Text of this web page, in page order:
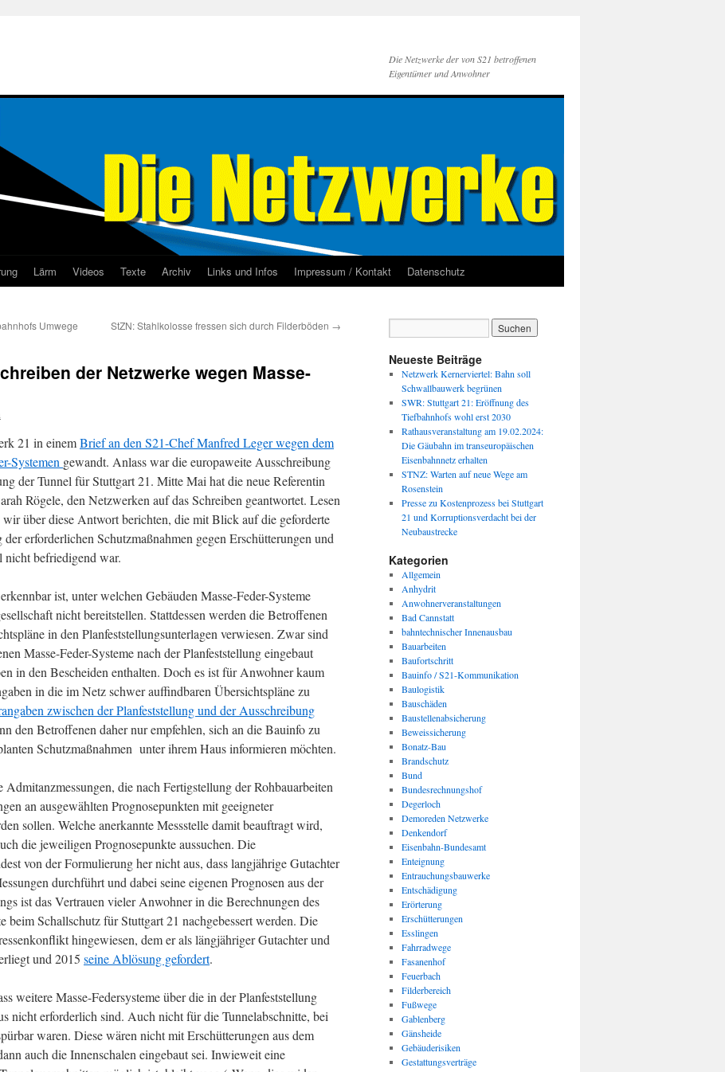
Die Netzwerke der von S21 betroffenen
Eigentümer und Anwohner
Lärm Videos Texte Archiv Links und Infos Impressum / Kontakt Datenschutz
Umwege
StZN: Stahlkolosse fressen sich durch Filderböden →
der Netzwerke wegen Masse-
21 in einemBrief an den S21-Chef Manfred Leger wegen dem
Systemen gewandt. Anlass war die europaweite Ausschreibung
der Tunnel für Stuttgart 21. Mitte Mai hat die neue Referentin
Rögele, den Netzwerken auf das Schreiben geantwortet. Lesen
wir über diese Antwort berichten, die mit Blick auf die geforderte
erforderlichen Schutzmaßnahmen gegen Erschütterungen und
nicht befriedigend war.
ist, unter welchen Gebäuden Masse-Feder-Systeme
nicht bereitstellen. Stattdessen werden die Betroffenen
in den Planfeststellungsunterlagen verwiesen. Zwar sind
Masse-Feder-Systeme nach der Planfeststellung eingebaut
in den Bescheiden enthalten. Doch es ist für Anwohner kaum
in die im Netz schwer auffindbaren Übersichtspläne zu
zwischen der Planfeststellung und der Ausschreibung
den Betroffenen daher nur empfehlen, sich an die Bauinfo zu
Schutzmaßnahmen unter ihrem Haus informieren möchten.
die nach Fertigstellung der Rohbauarbeiten
an ausgewählten Prognosepunkten mit geeigneter
sollen. Welche anerkannte Messstelle damit beauftragt wird,
die jeweiligen Prognosepunkte aussuchen. Die
von der Formulierung her nicht aus, dass langjährige Gutachter
durchführt und dabei seine eigenen Prognosen aus der
ist das Vertrauen vieler Anwohner in die Berechnungen des
beim Schallschutz für Stuttgart 21 nachgebessert werden. Die
hingewiesen, dem er als längjähriger Gutachter und
und 2015 seine Ablösung gefordert.
weitere Masse-Federsysteme über die in der Planfeststellung
nicht erforderlich sind. Auch nicht für die Tunnelabschnitte, bei
waren. Diese wären nicht mit Erschütterungen aus dem
auch die Innenschalen eingebaut sei. Inwieweit eine
Neueste Beiträge
Netzwerk Kernerviertel: Bahn soll
Schwallbauwerk begrünen
SWR: Stuttgart 21: Eröffnung des
Tiefbahnhofs wohl erst 2030
Rathausveranstaltung am 19.02.2024:
Die Gäubahn im transeuropäischen
Eisenbahnnetz erhalten
STNZ: Warten auf neue Wege am
Rosenstein
Presse zu Kostenprozess bei Stuttgart
21 und Korruptionsverdacht bei der
Neubaustrecke
Kategorien
Allgemein
Anhydrit
Anwohnerveranstaltungen
Bad Cannstatt
bahntechnischer Innenausbau
Bauarbeiten
Baufortschritt
Bauinfo / S21-Kommunikation
Baulogistik
Bauschäden
Baustellenabsicherung
Beweissicherung
Bonatz-Bau
Brandschutz
Bund
Bundesrechnungshof
Degerloch
Demoreden Netzwerke
Denkendorf
Eisenbahn-Bundesamt
Enteignung
Entrauchungsbauwerke
Entschädigung
Erörterung
Erschütterungen
Esslingen
Fahrradwege
Fasanenhof
Feuerbach
Filderbereich
Fußwege
Gablenberg
Gänsheide
Gebäuderisiken
Gestattungsverträge